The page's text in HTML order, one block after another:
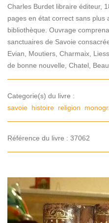
Charles Burdet libraire éditeur,
pages en état correct sans plus
bibliothèque. Ouvrage
sanctuaires de Savoie
Evian, Moutiers, Charmaix,
de bonne nouvelle, Chatel,
Categorie(s) du livre :
savoie histoire religion
Référence du livre : 37062